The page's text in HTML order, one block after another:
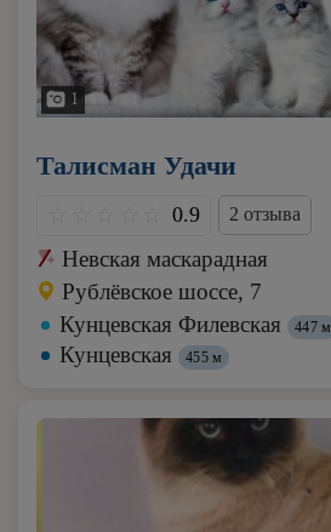
1
Талисман Удачи
0.9 2 отзыва
Невская маскарадная
Рублёвское шоссе, 7
Кунцевская Филевская
447 м
Кунцевская 455 м